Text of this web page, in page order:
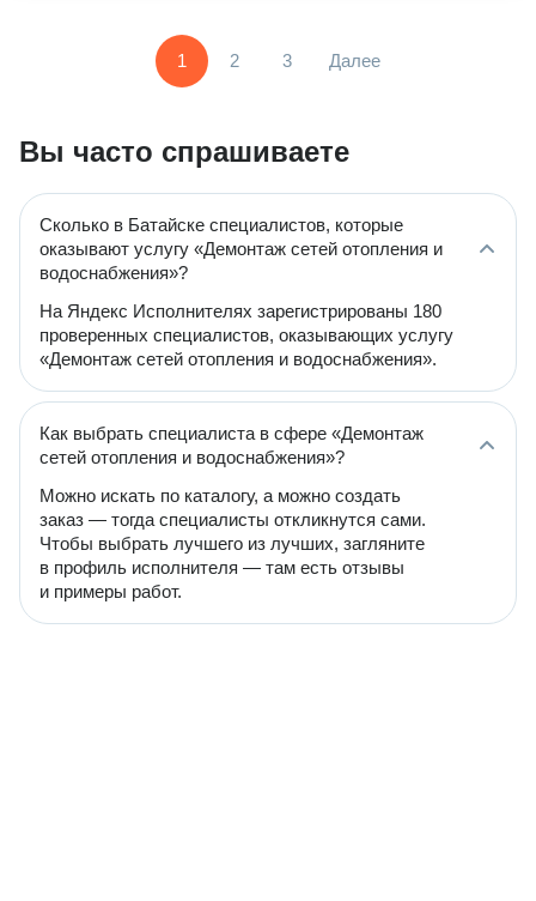
1 2 3 Далее
Вы часто спрашиваете
Сколько в Батайске специалистов, которые
оказывают услугу «Демонтаж сетей отопления и
водоснабжения»?
На Яндекс Исполнителях зарегистрированы 180
проверенных специалистов, оказывающих услугу
«Демонтаж сетей отопления и водоснабжения».
Как выбрать специалиста в сфере «Демонтаж
сетей отопления и водоснабжения»?
Можно искать по каталогу, а можно создать
заказ — тогда специалисты откликнутся сами.
Чтобы выбрать лучшего из лучших, загляните
в профиль исполнителя — там есть отзывы
и примеры работ.